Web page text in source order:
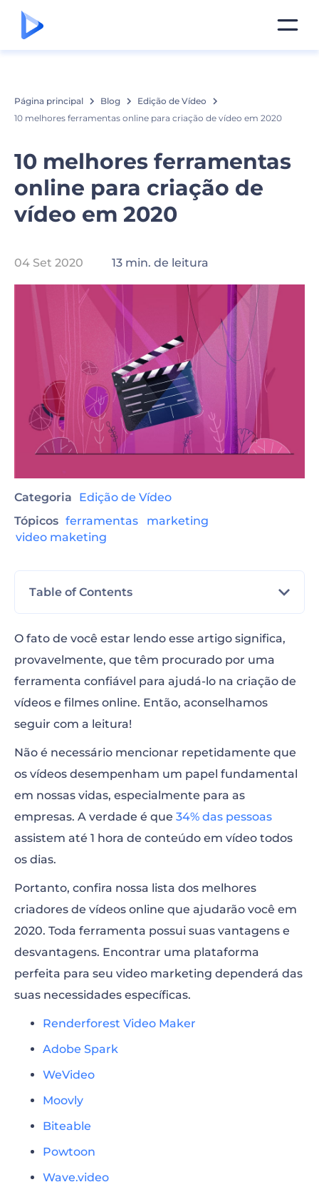
Página principal Blog
Edição de Vídeo
10 melhores ferramentas online para criação de vídeo em 2020
10 melhores ferramentas
online para criação de
vídeo em 2020
04 Set 2020 13 min. de leitura
Categoria
Edição de Vídeo
Tópicos ferramentas
marketing
video maketing
Table of Contents
Adobe Spark
Moovly
Biteable
Powtoon
Wave.video
Magisto
Kizoa
O fato de você estar lendo esse artigo significa,
provavelmente, que têm procurado por uma
ferramenta confiável para ajudá-lo na criação de
vídeos e filmes online. Então, aconselhamos
seguir com a leitura!
Não é necessário mencionar repetidamente que
os vídeos desempenham um papel fundamental
em nossas vidas, especialmente para as
empresas. A verdade é que 34% das pessoas
assistem até 1 hora de conteúdo em vídeo todos
os dias.
Portanto, confira nossa lista dos melhores
criadores de vídeos online que ajudarão você em
2020. Toda ferramenta possui suas vantagens e
desvantagens. Encontrar uma plataforma
perfeita para seu video marketing dependerá das
suas necessidades específicas.
Renderforest Video Maker
Adobe Spark
WeVideo
Moovly
Biteable
Powtoon
Wave.video